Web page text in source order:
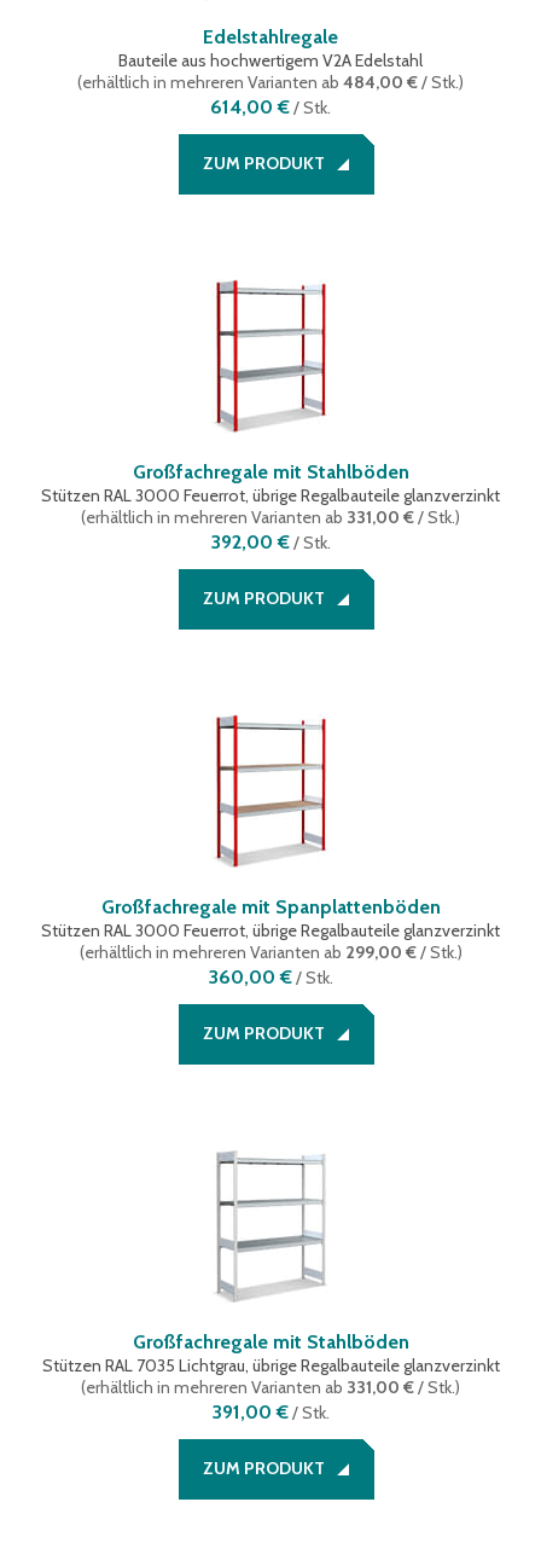
Edelstahlregale
Bauteile aus hochwertigem V2A Edelstahl
(erhältlich in mehreren Varianten ab 484,00 €/ Stk.)
614,00 €/Stk.
ZUM PRODUKT
Großfachregale mit Stahlböden
Stützen RAL 3000 Feuerrot, übrige Regalbauteile glanzverzinkt
(erhältlich in mehreren Varianten ab 331,00 €/ Stk.)
392,00 €/Stk.
ZUM PRODUKT
Großfachregale mit Spanplattenböden
Stützen RAL 3000 Feuerrot, übrige Regalbauteile glanzverzinkt
(erhältlich in mehreren Varianten ab 299,00 €/ Stk.)
360,00 €/Stk.
ZUM PRODUKT
Großfachregale mit Stahlböden
Stützen RAL 7035 Lichtgrau, übrige Regalbauteile glanzverzinkt
(erhältlich in mehreren Varianten ab 331,00 €/ Stk.)
391,00 €/Stk.
ZUM PRODUKT